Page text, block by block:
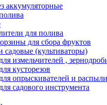
аккумуляторные
для полива
для сбора фруктов
(культиваторы)
измельчителей ,
кусторезов
опрыскивателей и
садового инструмента